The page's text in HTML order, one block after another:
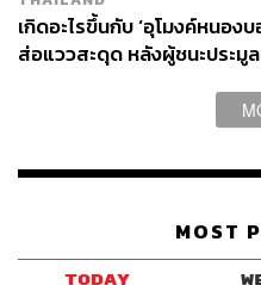
เกิดอะไรขึ้นกับ ‘อุโมงค์หนอง
ส่อแววสะดุด หลังผู้ชนะประมู
MOST
TODAY